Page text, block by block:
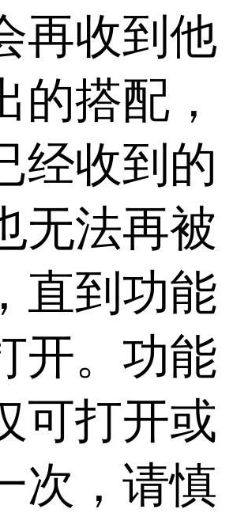
再收到他
的搭配，
经收到的
无法再被
直到功能
开。功能
可打开或
次，请慎